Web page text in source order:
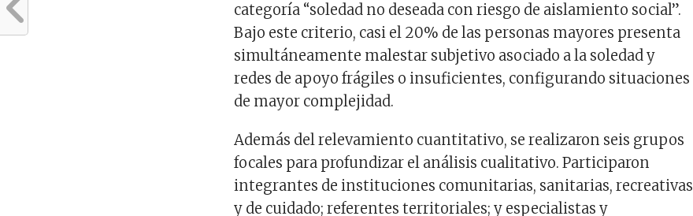
categoría “soledad no deseada con riesgo de aislamiento social”.
Bajo este criterio, casi el 20% de las personas mayores presenta
simultáneamente malestar subjetivo asociado a la soledad y
redes de apoyo frágiles o insuficientes, configurando situaciones
de mayor complejidad.
Además del relevamiento cuantitativo, se realizaron seis grupos
focales para profundizar el análisis cualitativo. Participaron
integrantes de instituciones comunitarias, sanitarias, recreativas
y de cuidado; referentes territoriales; y especialistas y